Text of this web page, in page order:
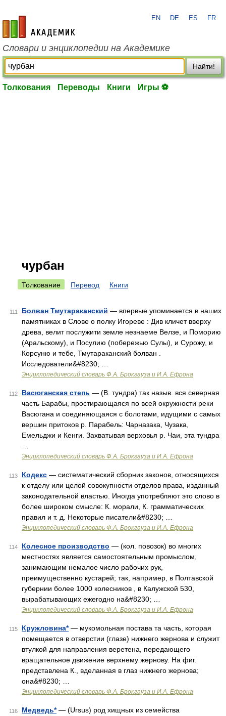
academic.ru
EN DE ES FR
Словари и энциклопедии на Академике
Найти!
Толкования Переводы Книги Игры ⚽
чурбан
Толкование Перевод Книги
111 Болван Тмутараканский — впервые упоминается в наших
памятниках в Слове о полку Игореве : Див кличет вверху
древа, велит послужити земле незнаеме Велзе, и Поморию
(Аральскому), и Посулию (побережью Сулы), и Сурожу, и
Корсуню и тебе, Тмутараканский болван .
Исследователи&#8230; …
Энциклопедический словарь Ф.А. Брокгауза и И.А. Ефрона
112 Васюганская степь — (В. тундра) так назыв. вся северная
часть Барабы, простирающаяся по всей окружности реки
Васюгана и соединяющаяся с болотами, идущими с самых
вершин притоков р. Парабель: Чарназака, Чузака,
Емельджи и Кенги. Захватывая верховья р. Чаи, эта тундра
Энциклопедический словарь Ф.А. Брокгауза и И.А. Ефрона
113 Кодекс — систематический сборник законов, относящихся
к отделу или целой совокупности отделов права, изданный
законодательной властью. Иногда употребляют это слово в
более широком смысле: К. морали, К. грамматических
правил и т. д. Некоторые писатели&#8230; …
Энциклопедический словарь Ф.А. Брокгауза и И.А. Ефрона
114 Колесное производство — (кол. повозок) во многих
местностях является самостоятельным промыслом,
занимающим немалое число рабочих рук,
преимущественно кустарей; так, например, в Полтавской
губернии более 1000 колесников , в Калужской 530,
вырабатывающих ежегодно на&#8230; …
Энциклопедический словарь Ф.А. Брокгауза и И.А. Ефрона
115 Кружловина*— мукомольная постава та часть, которая
помещается в отверстии (глазе) нижнего жернова и служит
втулкой для направления веретена, передающего
вращательное движение верхнему жернову. На фиг.
представлена К., вделанная в глаз нижнего жернова;
она&#8230; …
Энциклопедический словарь Ф.А. Брокгауза и И.А. Ефрона
116 Медведь*— (Ursus) род хищных из семейства